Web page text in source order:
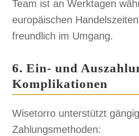
Team ist an Werktagen
europäischen
freundlich im Umgang.
6. Ein- und
Komplikationen
Wisetorro unterstützt
Zahlungsmethoden: